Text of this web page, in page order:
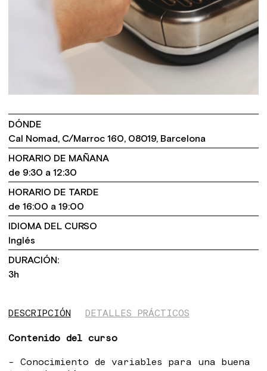
DÓNDE
Cal Nomad, C/Marroc 160, 08019, Barcelona
HORARIO DE MAÑANA
de 9:30 a 12:30
HORARIO DE TARDE
de 16:00 a 19:00
IDIOMA DEL CURSO
Inglés
DURACIÓN:
3h
DESCRIPCIÓN DETALLES PRÁCTICOS
Contenido del curso
- Conocimiento de variables para una buena